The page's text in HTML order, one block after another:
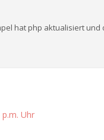
hat php aktualisiert und
p.m. Uhr